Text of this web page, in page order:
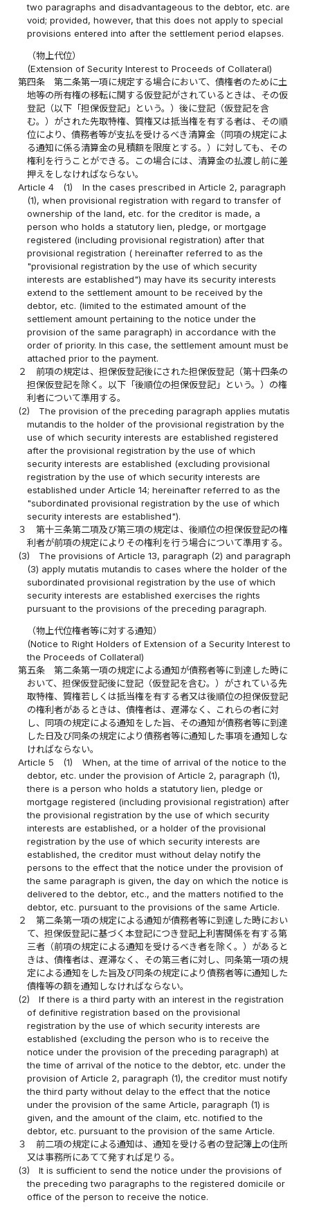
two paragraphs and disadvantageous to the debtor, etc. are
void; provided, however, that this does not apply to special
provisions entered into after the settlement period elapses.
（物上代位）
(Extension of Security Interest to Proceeds of Collateral)
第四条
第二条第一項に規定する場合において、債権者のために土
地等の所有権の移転に関する仮登記がされているときは、その仮
登記（以下「担保仮登記」という。）後に登記（仮登記を含
む。）がされた先取特権、質権又は抵当権を有する者は、その順
位により、債務者等が支払を受けるべき清算金（同項の規定によ
る通知に係る清算金の見積額を限度とする。）に対しても、その
権利を行うことができる。この場合には、清算金の払渡し前に差
押えをしなければならない。
Article 4
(1)
In the cases prescribed in Article 2, paragraph
(1), when provisional registration with regard to transfer of
ownership of the land, etc. for the creditor is made, a
person who holds a statutory lien, pledge, or mortgage
registered (including provisional registration) after that
provisional registration ( hereinafter referred to as the
"provisional registration by the use of which security
interests are established") may have its security interests
extend to the settlement amount to be received by the
debtor, etc. (limited to the estimated amount of the
settlement amount pertaining to the notice under the
provision of the same paragraph) in accordance with the
order of priority. In this case, the settlement amount must be
attached prior to the payment.
２
前項の規定は、担保仮登記後にされた担保仮登記（第十四条の
担保仮登記を除く。以下「後順位の担保仮登記」という。）の権
利者について準用する。
(2)
The provision of the preceding paragraph applies mutatis
mutandis to the holder of the provisional registration by the
use of which security interests are established registered
after the provisional registration by the use of which
security interests are established (excluding provisional
registration by the use of which security interests are
established under Article 14; hereinafter referred to as the
"subordinated provisional registration by the use of which
security interests are established").
３
第十三条第二項及び第三項の規定は、後順位の担保仮登記の権
利者が前項の規定によりその権利を行う場合について準用する。
(3)
The provisions of Article 13, paragraph (2) and paragraph
(3) apply mutatis mutandis to cases where the holder of the
subordinated provisional registration by the use of which
security interests are established exercises the rights
pursuant to the provisions of the preceding paragraph.
（物上代位権者等に対する通知）
(Notice to Right Holders of Extension of a Security Interest to
the Proceeds of Collateral)
第五条
第二条第一項の規定による通知が債務者等に到達した時に
おいて、担保仮登記後に登記（仮登記を含む。）がされている先
取特権、質権若しくは抵当権を有する者又は後順位の担保仮登記
の権利者があるときは、債権者は、遅滞なく、これらの者に対
し、同項の規定による通知をした旨、その通知が債務者等に到達
した日及び同条の規定により債務者等に通知した事項を通知しな
ければならない。
Article 5
(1)
When, at the time of arrival of the notice to the
debtor, etc. under the provision of Article 2, paragraph (1),
there is a person who holds a statutory lien, pledge or
mortgage registered (including provisional registration) after
the provisional registration by the use of which security
interests are established, or a holder of the provisional
registration by the use of which security interests are
established, the creditor must without delay notify the
persons to the effect that the notice under the provision of
the same paragraph is given, the day on which the notice is
delivered to the debtor, etc., and the matters notified to the
debtor, etc. pursuant to the provisions of the same Article.
２
第二条第一項の規定による通知が債務者等に到達した時におい
て、担保仮登記に基づく本登記につき登記上利害関係を有する第
三者（前項の規定による通知を受けるべき者を除く。）があると
きは、債権者は、遅滞なく、その第三者に対し、同条第一項の規
定による通知をした旨及び同条の規定により債務者等に通知した
債権等の額を通知しなければならない。
(2)
If there is a third party with an interest in the registration
of definitive registration based on the provisional
registration by the use of which security interests are
established (excluding the person who is to receive the
notice under the provision of the preceding paragraph) at
the time of arrival of the notice to the debtor, etc. under the
provision of Article 2, paragraph (1), the creditor must notify
the third party without delay to the effect that the notice
under the provision of the same Article, paragraph (1) is
given, and the amount of the claim, etc. notified to the
debtor, etc. pursuant to the provision of the same Article.
３
前二項の規定による通知は、通知を受ける者の登記簿上の住所
又は事務所にあてて発すれば足りる。
(3)
It is sufficient to send the notice under the provisions of
the preceding two paragraphs to the registered domicile or
office of the person to receive the notice.